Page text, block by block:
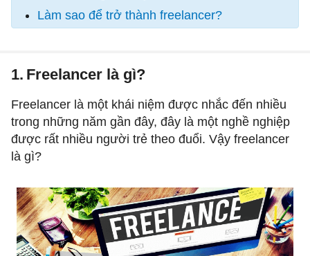
Làm sao để trở thành freelancer?
Freelancer là gì?
1.
Freelancer là một khái niệm được nhắc đến nhiều
trong những năm gần đây, đây là một nghề nghiệp
được rất nhiều người trẻ theo đuổi. Vậy freelancer
là gì?